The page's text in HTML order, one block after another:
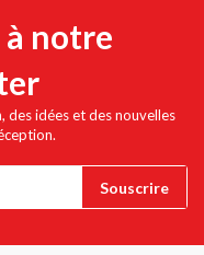
notre
idées et des nouvelles